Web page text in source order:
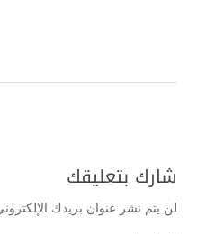
شارك بتعليقك
لن يتم نشر عنوان بريدك